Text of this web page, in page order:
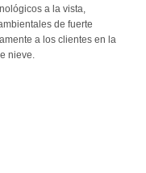
a la vista,
de fuerte
a los clientes en la
nieve.